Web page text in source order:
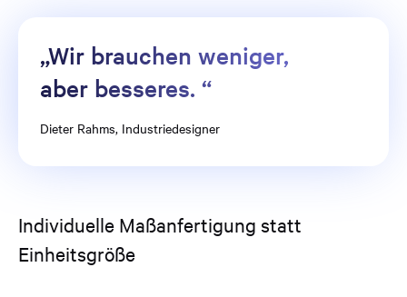
„Wir brauchen weniger,
aber besseres. “
Dieter Rahms, Industriedesigner
Individuelle Maßanfertigung statt
Einheitsgröße